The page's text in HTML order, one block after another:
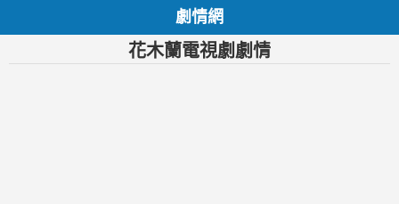
劇情網
花木蘭電視劇劇情